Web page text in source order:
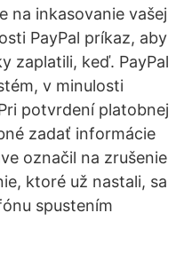
na inkasovanie vašej
PayPal príkaz, aby
zaplatili, keď. PayPal
v minulosti
potvrdení platobnej
zadať informácie
označil na zrušenie
ktoré už nastali, sa
spustením